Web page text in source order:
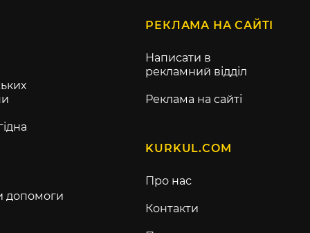
допомоги
РЕКЛАМА НА САЙТІ
Написати в
рекламний відділ
Реклама на сайті
KURKUL.COM
Про нас
Контакти